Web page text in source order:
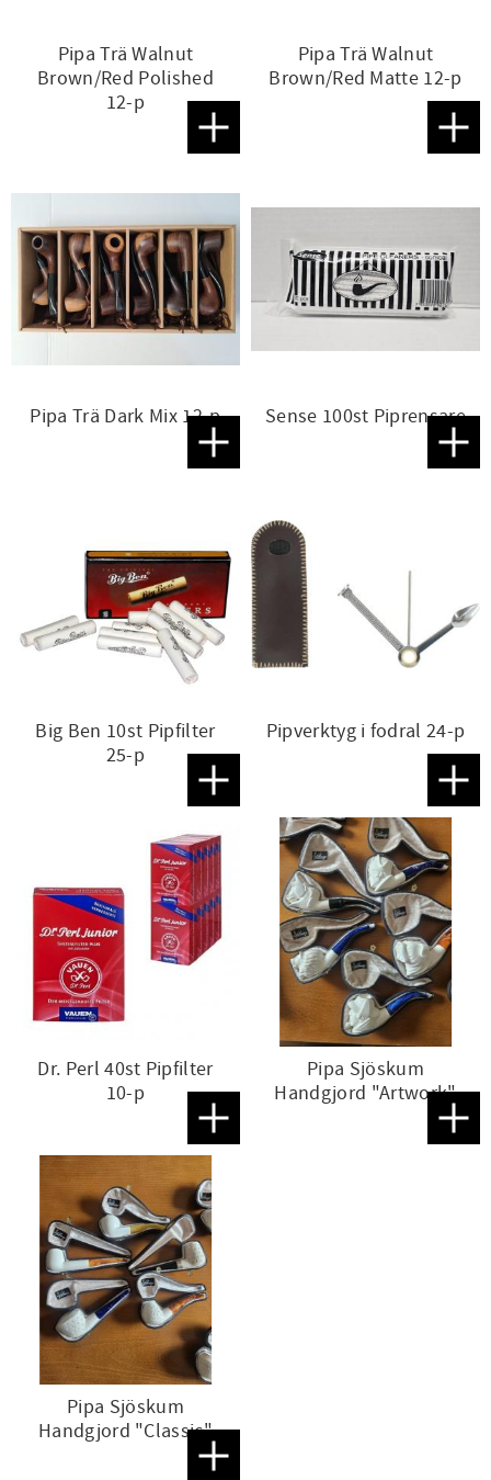
Pipa Trä Walnut
Brown/Red Polished
12-p
Lägg till i favoriter
Pipa Trä Walnut
Brown/Red Matte 12-p
Pipa Trä Dark Mix 12-p
Lägg till i favoriter
Sense 100st Piprensare
Big Ben 10st Pipfilter
25-p
Lägg till i favoriter
Pipverktyg i fodral 24-p
Dr. Perl 40st Pipfilter
10-p
Lägg till i favoriter
Pipa Sjöskum
Handgjord "Artwork"
Pipa Sjöskum
Handgjord "Classic"
Lägg till i favoriter